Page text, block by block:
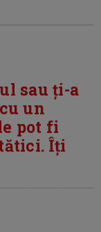
sau ți-a
un
pot fi
Îți